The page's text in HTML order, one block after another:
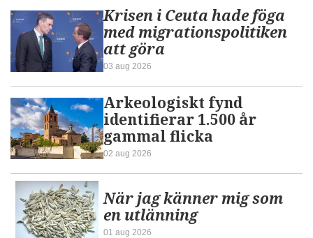
Krisen i Ceuta hade föga
med migrationspolitiken
att göra
03 aug 2026
Arkeologiskt fynd
identifierar 1.500 år
gammal flicka
02 aug 2026
När jag känner mig som
en utlänning
01 aug 2026